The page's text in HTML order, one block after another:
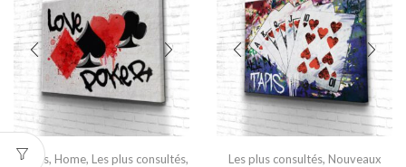
Divers, Home, Les plus consultés,
Les plus consultés, Nouveaux